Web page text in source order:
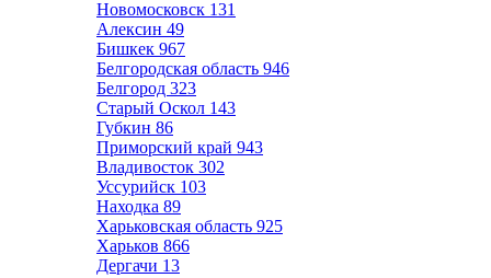
Новомосковск 131
Алексин 49
Бишкек 967
Белгородская область 946
Белгород 323
Старый Оскол 143
Губкин 86
Приморский край 943
Владивосток 302
Уссурийск 103
Находка 89
Харьковская область 925
Харьков 866
Дергачи 13